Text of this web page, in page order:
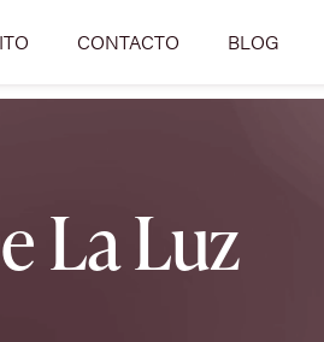
CONTACTO BLOG
La Luz